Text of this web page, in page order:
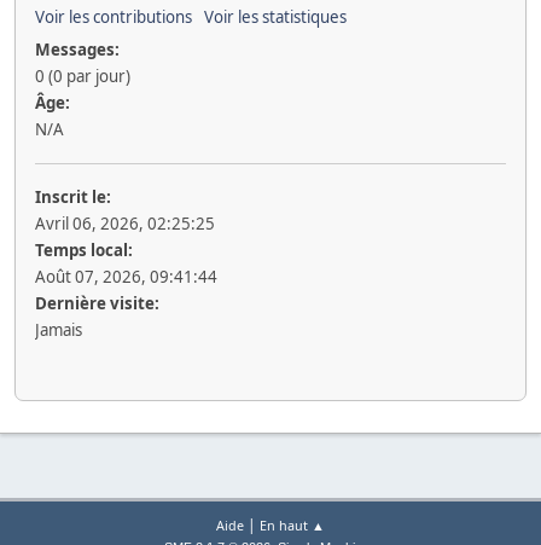
Voir les contributions Voir les statistiques
Messages:
0 (0 par jour)
Âge:
N/A
Inscrit le:
Avril 06, 2026, 02:25:25
Temps local:
Août 07, 2026, 09:41:44
Dernière visite:
Jamais
Aide | En haut ▲